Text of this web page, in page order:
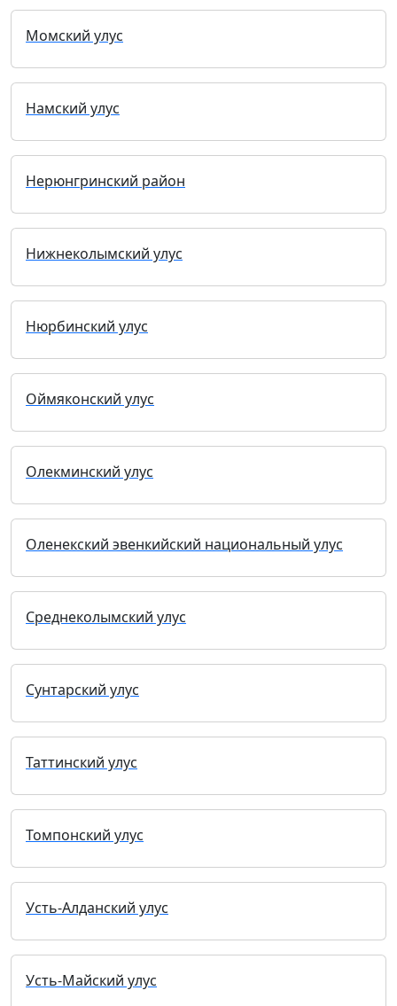
Момский улус
Намский улус
Нерюнгринский район
Нижнеколымский улус
Нюрбинский улус
Оймяконский улус
Олекминский улус
Оленекский эвенкийский национальный улус
Среднеколымский улус
Сунтарский улус
Таттинский улус
Томпонский улус
Усть-Алданский улус
Усть-Майский улус